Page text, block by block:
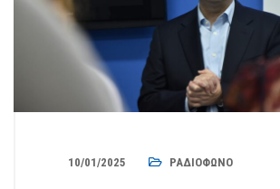
10/01/2025 ΡΑΔΙΌΦΩΝΟ